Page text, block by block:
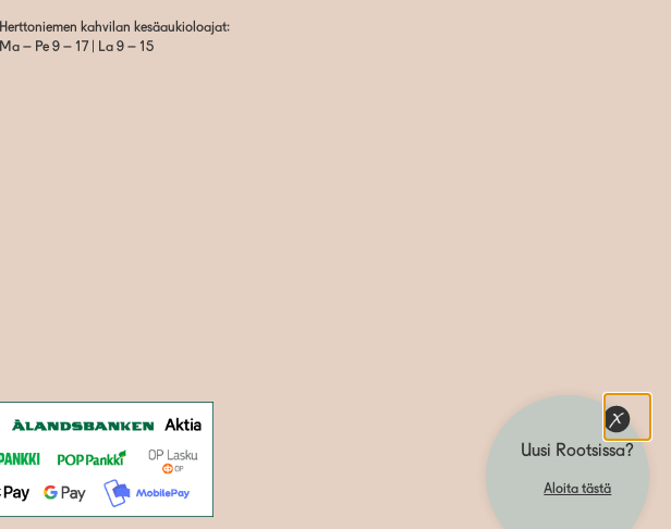
Herttoniemen kahvilan kesäaukioloajat:
Ma – Pe 9 – 17 | La 9 – 15
Uusi Rootsissa?
Aloita tästä